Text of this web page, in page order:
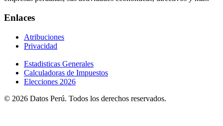
Enlaces
Atribuciones
Privacidad
Estadisticas Generales
Calculadoras de Impuestos
Elecciones 2026
© 2026 Datos Perú. Todos los derechos reservados.